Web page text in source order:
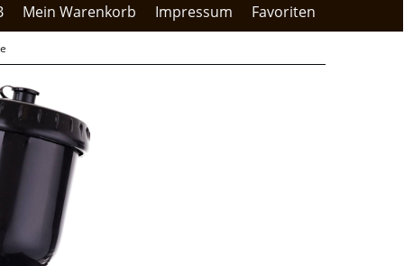
Mein Warenkorb Impressum Favoriten